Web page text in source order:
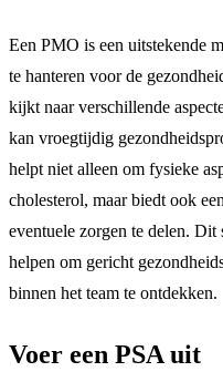
Een PMO is een uitstekende
te hanteren voor de
kijkt naar verschillende
kan vroegtijdig
helpt niet alleen om fysieke
cholesterol, maar biedt ook
eventuele zorgen te delen.
helpen om gericht
binnen het team te ontdekken.
Voer een PSA uit